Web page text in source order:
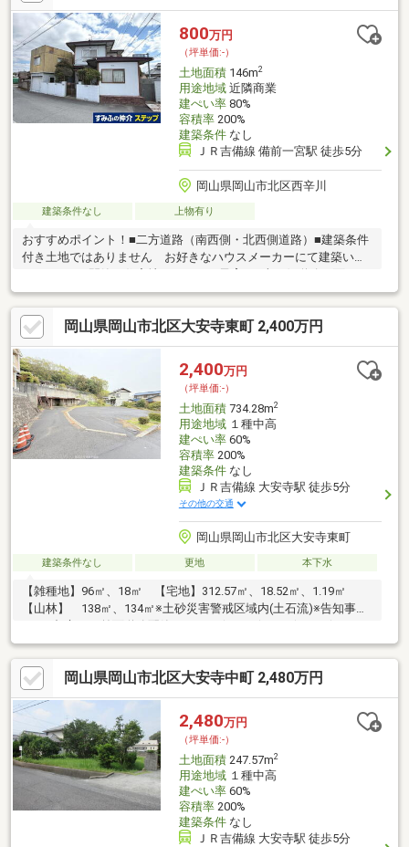
800万円
（坪単価:-）
土地面積146m2
用途地域近隣商業
建ぺい率80%
容積率200%
建築条件なし
ＪＲ吉備線 備前一宮駅 徒歩5分
岡山県岡山市北区西辛川
建築条件なし 上物有り
おすすめポイント！■二方道路（南西側・北西側道路）■建築条件
付き土地ではありません お好きなハウスメーカーにて建築いた
当たり良好■前面道路：南西側道路約７．５ｍ周辺環境●セブンイ
レブン岡山西辛川店まで約110ｍ（徒歩2分）●ラ・ムー吉備津店
まで約940ｍ（徒歩12分）●コスモス吉備津店まで約1010ｍ（徒歩
13分）●中国銀行一宮支店まで約1180ｍ（徒歩15分）●岡山市立中
山小学校まで約1020ｍ（徒歩13分）
岡山県岡山市北区大安寺東町 2,400万円
2,400万円
（坪単価:-）
土地面積734.28m2
用途地域１種中高
建ぺい率60%
容積率200%
建築条件なし
ＪＲ吉備線 大安寺駅 徒歩5分
その他の交通
岡山県岡山市北区大安寺東町
建築条件なし 更地 本下水
【雑種地】96㎡、18㎡ 【宅地】312.57㎡、18.52㎡、1.19㎡
【山林】 138㎡、134㎡※土砂災害警戒区域内(土石流)※告知事項
*☆* *弊社は岡山を中心に、不動産総合事業として、売買・賃
貸・管理と幅広くお客様にサービスをお届けしております！お問
い合わせは【086-250-9005】または資料請求・来場予約ボタンか
ら。予約カレンダー上で予約が出来ない日程に関しましても、お
問い合わせいただけますとご対応可能な事がございますので一度
お問い合わせください。* *☆* *☆* *☆* *☆* *
岡山県岡山市北区大安寺中町 2,480万円
2,480万円
（坪単価:-）
土地面積247.57m2
用途地域１種中高
建ぺい率60%
容積率200%
建築条件なし
ＪＲ吉備線 大安寺駅 徒歩5分